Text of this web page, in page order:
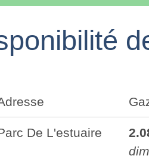
De L'estuaire